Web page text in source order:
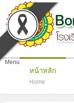
Menu
หน้าหลัก
Home